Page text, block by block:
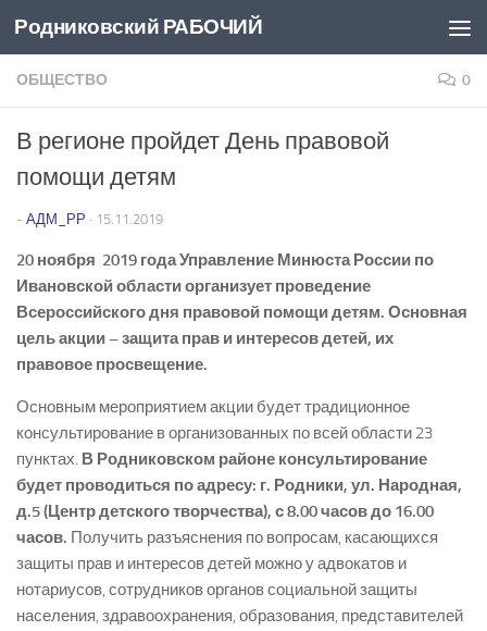
Перейти к содержимому
Родниковский РАБОЧИЙ
ОБЩЕСТВО 0
В регионе пройдет День правовой
помощи детям
- АДМ_РР · 15.11.2019
20 ноября 2019 года Управление Минюста России по
Ивановской области организует проведение
Всероссийского дня правовой помощи детям. Основная
цель акции – защита прав и интересов детей, их
правовое просвещение.
Основным мероприятием акции будет традиционное
консультирование в организованных по всей области 23
пунктах. В Родниковском районе консультирование
будет проводиться по адресу: г. Родники, ул. Народная,
д.5 (Центр детского творчества), с 8.00 часов до 16.00
часов. Получить разъяснения по вопросам, касающихся
защиты прав и интересов детей можно у адвокатов и
нотариусов, сотрудников органов социальной защиты
населения, здравоохранения, образования, представителей